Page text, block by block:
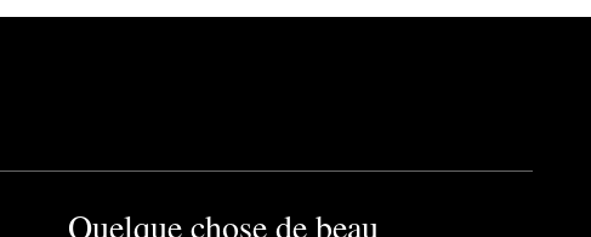
Quelque chose de beau